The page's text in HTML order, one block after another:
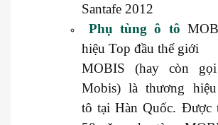
Santafe 2012
Phụ tùng ô tô
hiệu Top đầu thế giới
MOBIS (hay còn
Mobis) là thương
tô tại Hàn Quốc. Được